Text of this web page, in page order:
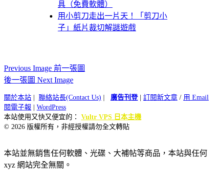
具（免費軟體）
用小剪刀走出一片天！「剪刀小
子」紙片裁切解謎遊戲
Previous Image 前一張圖
後一張圖 Next Image
關於本站 聯絡站長(Contact Us) 廣告刊登| 訂閱新文章 / 用 Email
閱電子報
WordPress
本站使用又快又便宜的： Vultr VPS 日本主機
© 2026 版權所有，非經授權請勿全文轉貼
本站並無銷售任何軟體、光碟、大補帖等商品，本站與任何
xyz 網站完全無關。